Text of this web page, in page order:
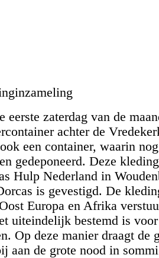
eerste zaterdag van de
achter de
een container, waarin
gedeponeerd. Deze
Hulp Nederland in
is gevestigd. De
Europa en Afrika
uiteindelijk bestemd is
Op deze manier draagt de
aan de grote nood in